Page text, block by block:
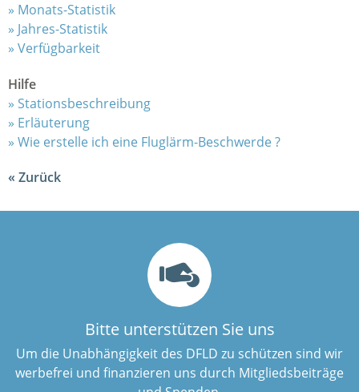
Monats-Statistik
Jahres-Statistik
Verfügbarkeit
Hilfe
Stationsbeschreibung
Erläuterung
Wie erstelle ich eine Fluglärm-Beschwerde ?
Zurück
Bitte unterstützen Sie uns
Um die Unabhängigkeit des DFLD zu schützen sind wir
werbefrei und finanzieren uns durch Mitgliedsbeiträge